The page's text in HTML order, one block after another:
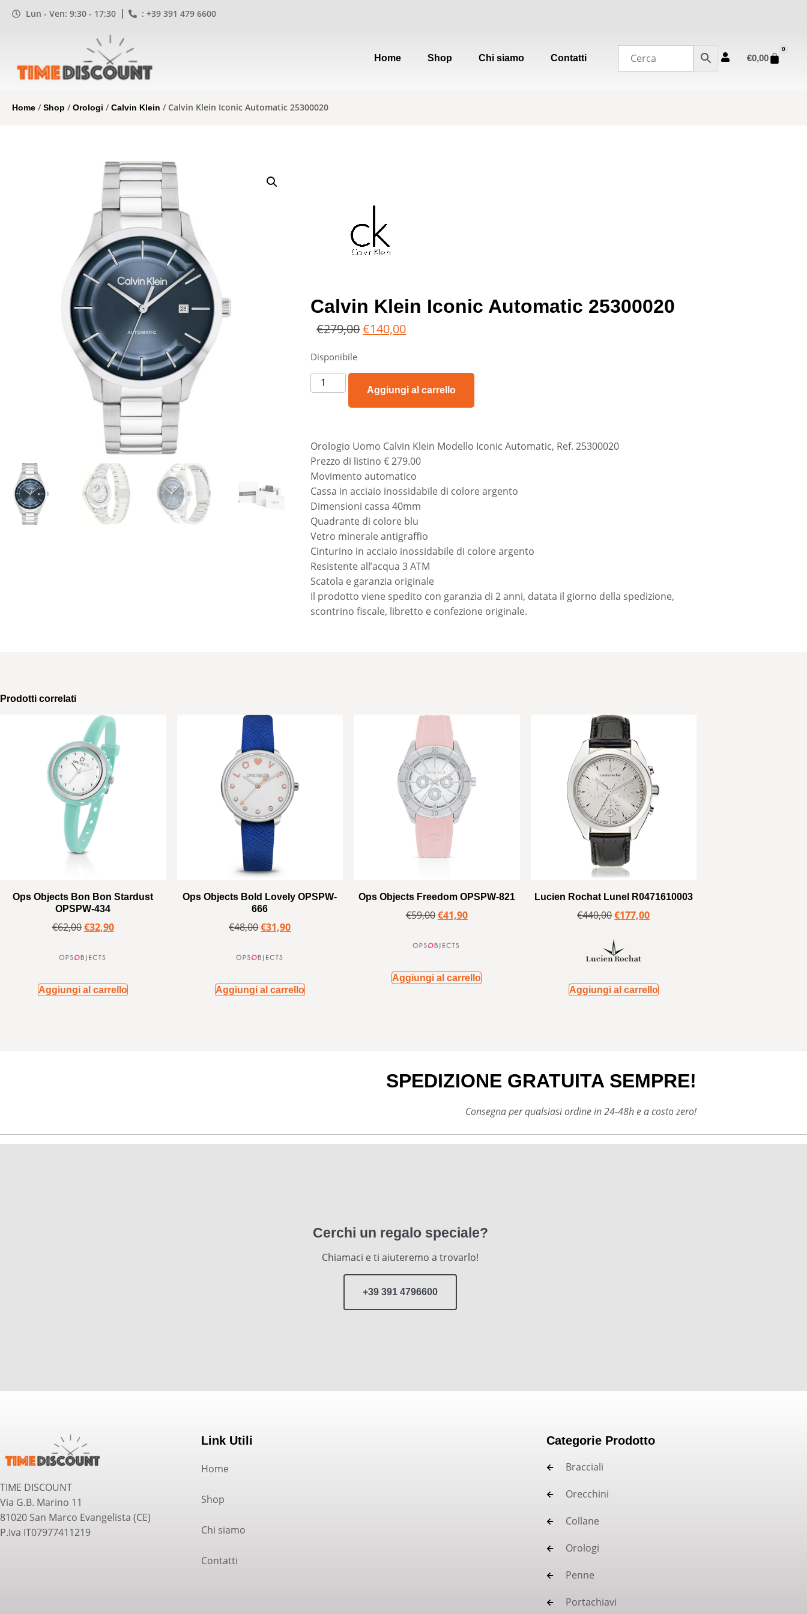
Lun - Ven: 9:30 - 17:30 : +39 391 479 6600
Home Shop Chi siamo Contatti €0,00
0
Home /Shop /Orologi /Calvin Klein / Calvin Klein Iconic Automatic 25300020
Calvin Klein Iconic Automatic 25300020
€279,00€140,00
Disponibile
Aggiungi al carrello
Orologio Uomo Calvin Klein Modello Iconic Automatic, Ref. 25300020
Prezzo di listino € 279.00
Movimento automatico
Cassa in acciaio inossidabile di colore argento
Dimensioni cassa 40mm
Quadrante di colore blu
Vetro minerale antigraffio
Cinturino in acciaio inossidabile di colore argento
Resistente all’acqua 3 ATM
Scatola e garanzia originale
Il prodotto viene spedito con garanzia di 2 anni, datata il giorno della spedizione,
scontrino fiscale, libretto e confezione originale.
Prodotti correlati
Ops Objects Bon Bon Stardust
OPSPW-434
€62,00€32,90
Aggiungi al carrello
Ops Objects Bold Lovely OPSPW-
666
€48,00€31,90
Aggiungi al carrello
Ops Objects Freedom OPSPW-821
€59,00€41,90
Aggiungi al carrello
Lucien Rochat Lunel R0471610003
€440,00€177,00
Aggiungi al carrello
SPEDIZIONE GRATUITA SEMPRE!
Consegna per qualsiasi ordine in 24-48h e a costo zero!
Cerchi un regalo speciale?
Chiamaci e ti aiuteremo a trovarlo!
+39 391 4796600
TIME DISCOUNT
Via G.B. Marino 11
81020 San Marco Evangelista (CE)
P.Iva IT07977411219
Link Utili
Home
Shop
Chi siamo
Contatti
Categorie Prodotto
Bracciali
Orecchini
Collane
Orologi
Penne
Portachiavi